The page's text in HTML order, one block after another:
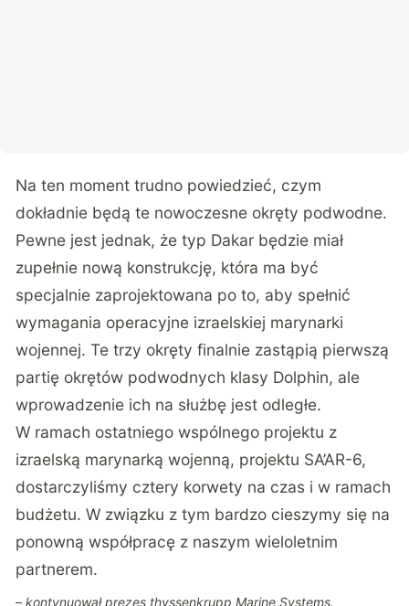
Na ten moment trudno powiedzieć, czym
dokładnie będą te nowoczesne okręty podwodne.
Pewne jest jednak, że typ Dakar będzie miał
zupełnie nową konstrukcję, która ma być
specjalnie zaprojektowana po to, aby spełnić
wymagania operacyjne izraelskiej marynarki
wojennej. Te trzy okręty finalnie zastąpią pierwszą
partię okrętów podwodnych klasy Dolphin, ale
wprowadzenie ich na służbę jest odległe.
W ramach ostatniego wspólnego projektu z
izraelską marynarką wojenną, projektu SA’AR-6,
dostarczyliśmy cztery korwety na czas i w ramach
budżetu. W związku z tym bardzo cieszymy się na
ponowną współpracę z naszym wieloletnim
partnerem.
– kontynuował prezes thyssenkrupp Marine Systems.